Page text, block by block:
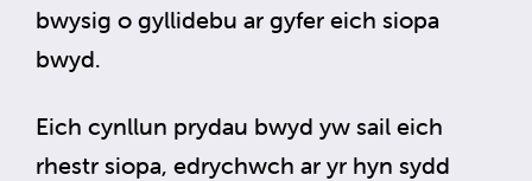
bwysig o gyllidebu ar gyfer eich siopa
bwyd.
Eich cynllun prydau bwyd yw sail eich
rhestr siopa, edrychwch ar yr hyn sydd